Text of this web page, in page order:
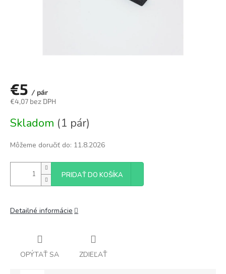
€5 / pár
€4,07 bez DPH
cena:
Skladom (1 pár)
Môžeme doručiť do: 11.8.2026
PRIDAŤ DO KOŠÍKA
Detailné informácie
OPÝTAŤ SA ZDIEĽAŤ